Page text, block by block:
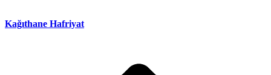
Kağıthane Hafriyat